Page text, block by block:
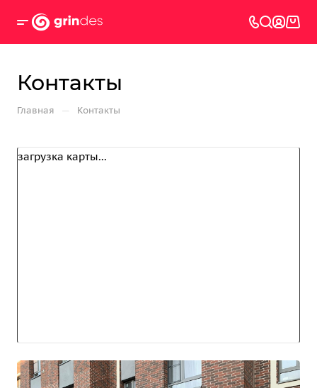
Контакты
Главная — Контакты
загрузка карты...